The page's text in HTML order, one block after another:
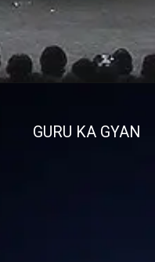
GURU KA GYAN